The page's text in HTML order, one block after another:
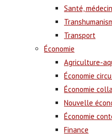
Santé,
Transport
Économie
Agriculture-
Économie
Économie
Nouvelle
Économie
Finance